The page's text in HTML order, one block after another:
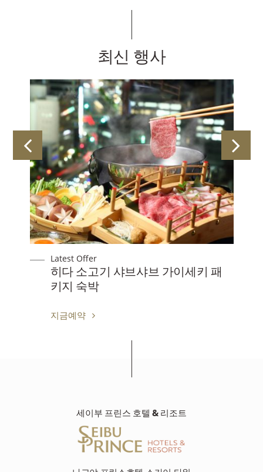
최신 행사
Latest Offer
히다 소고기 샤브샤브 가이세키 패
키지 숙박
지금예약
세이부 프린스 호텔 & 리조트